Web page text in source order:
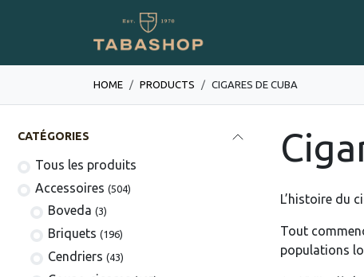
HOME PRODUCTS CIGARES DE CUBA
CATÉGORIES
Tous les produits
​​​​​​​​​​Accessoires (504)
Boveda (3)
​​​​Briquets (196)
Cendriers (43)
L’histoire du
Tout
populations